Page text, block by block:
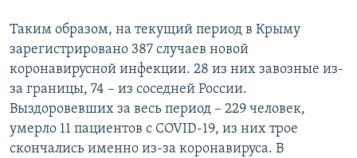
Таким образом, на текущий период в Крыму
зарегистрировано 387 случаев новой
коронавирусной инфекции. 28 из них завозные из-
за границы, 74 – из соседней России.
Выздоровевших за весь период – 229 человек,
умерло 11 пациентов с COVID-19, из них трое
скончались именно из-за коронавируса. В